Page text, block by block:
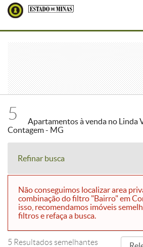
5
Apartamentos à venda no Linda
Contagem - MG
Refinar busca
Não conseguimos localizar area
combinação do filtro "Bairro" em
isso, recomendamos imóveis
filtros e refaça a busca.
5 Resultados semelhantes